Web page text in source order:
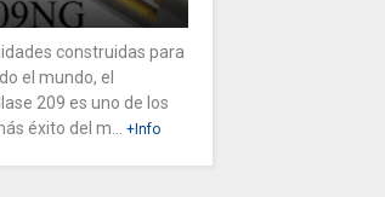
construidas para
el mundo, el
209 es uno de los
éxito del m...
+Info